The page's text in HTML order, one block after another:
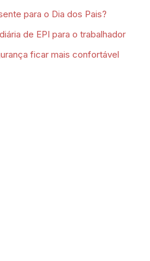
para o Dia dos Pais?
de EPI para o trabalhador
ficar mais confortável